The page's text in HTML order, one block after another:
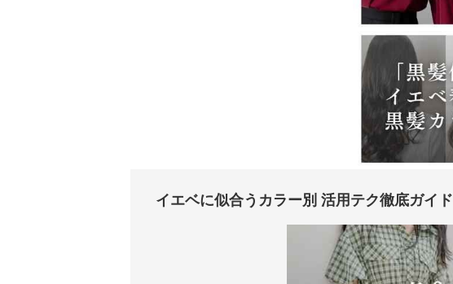
イエベに似合うカラー別 活用テク徹底ガイド